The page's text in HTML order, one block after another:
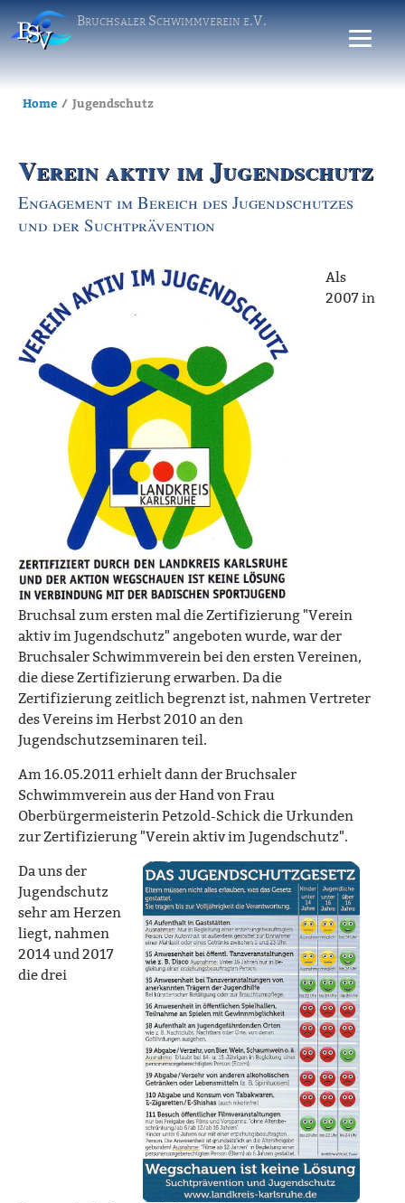
Bruchsaler Schwimmverein e.V.
Home Jugendschutz
Verein aktiv im Jugendschutz
Engagement im Bereich des Jugendschutzes
und der Suchtprävention
Als
2007 in
Bruchsal zum ersten mal die Zertifizierung "Verein
aktiv im Jugendschutz" angeboten wurde, war der
Bruchsaler Schwimmverein bei den ersten Vereinen,
die diese Zertifizierung erwarben. Da die
Zertifizierung zeitlich begrenzt ist, nahmen Vertreter
des Vereins im Herbst 2010 an den
Jugendschutzseminaren teil.
Am 16.05.2011 erhielt dann der Bruchsaler
Schwimmverein aus der Hand von Frau
Oberbürgermeisterin Petzold-Schick die Urkunden
zur Zertifizierung "Verein aktiv im Jugendschutz".
Da uns der
Jugendschutz
sehr am Herzen
liegt, nahmen
2014 und 2017
die drei